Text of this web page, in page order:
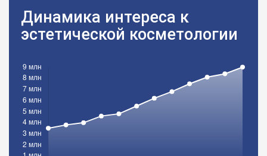
Динамика интереса к
эстетической косметологии